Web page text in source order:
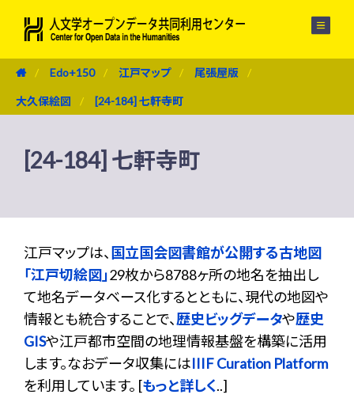
Edo+150 江戸マップ 尾張屋版
大久保絵図 [24-184] 七軒寺町
[24-184] 七軒寺町
江戸マップは、 国立国会図書館が公開する古地図
「江戸切絵図」29枚から8788ヶ所の地名を抽出し
て地名データベース化するとともに、現代の地図や
情報とも統合することで、歴史ビッグデータや歴史
GISや江戸都市空間の地理情報基盤を構築に活用
します。なおデータ収集にはIIIF Curation Platform
を利用しています。 [もっと詳しく..]